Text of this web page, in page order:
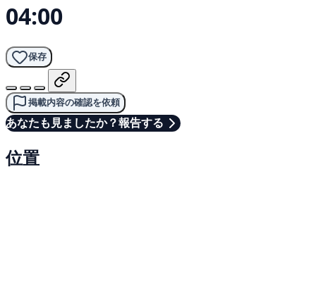
04:00
保存
掲載内容の確認を依頼
あなたも見ましたか？報告する
位置